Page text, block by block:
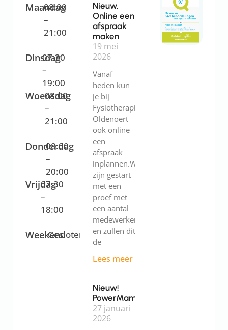
Maandag
08:00
–
21:00
Dinsdag
07:30
–
19:00
Woensdag
08:00
–
21:00
Donderdag
08:00
–
20:00
Vrijdag
07:30
–
18:00
Weekend
Gesloten
Nieuw,
Online een
afspraak
maken
19 mei
2026
Vanaf
heden kun
je bij
Fysiotherapie
Oldenoert
ook online
een
afspraak
inplannen.We
zijn gestart
met een
proef met
een aantal
medewerkers
en zullen dit
de
Lees meer
Nieuw!
PowerMama
27 januari
2026